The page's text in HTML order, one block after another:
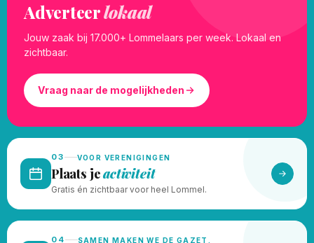
Adverteerlokaal
Jouw zaak bij 17.000+ Lommelaars per week. Lokaal en
zichtbaar.
Vraag naar de mogelijkheden
03 VOOR VERENIGINGEN
Plaats jeactiviteit
Gratis én zichtbaar voor heel Lommel.
04 SAMEN MAKEN WE DE GAZET.